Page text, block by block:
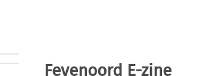
Feyenoord E-zine